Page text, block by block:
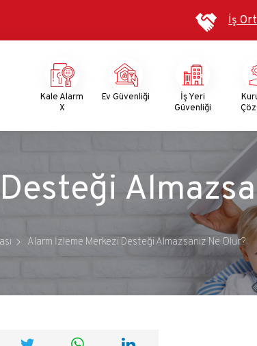
İş
Menu
Kale Alarm
X
Ev Güvenliği
İş Yeri
Güvenliği
Alarm İzleme Merkezi Desteği Almazsanız Ne Olur?